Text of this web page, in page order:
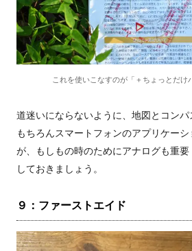
これを使いこなすのが「＋ちょっとだけ
道迷いにならないように、地図とコンパ
もちろんスマートフォンのアプリケー
が、もしもの時のためにアナログも重
しておきましょう。
９：ファーストエイド